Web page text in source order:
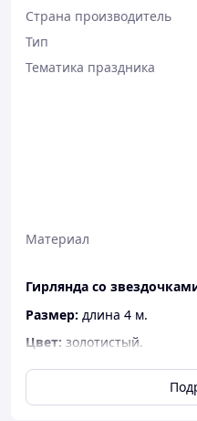
Страна производитель
Тип
Тематика праздника
Материал
Гирлянда со
Размер: длина 4 м.
Цвет: золотистый.
Материал:картон, нить.